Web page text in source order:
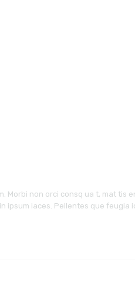
Morbi non orci consq ua t, mat tis
ipsum iaces. Pellentes que feugia